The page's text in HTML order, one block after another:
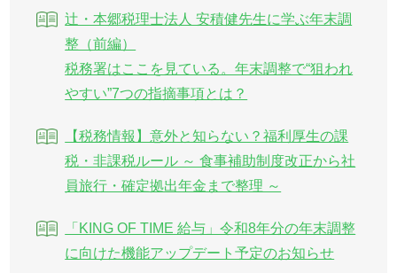
辻・本郷税理士法人 安積健先生に学ぶ年末調
整（前編）
税務署はここを見ている。年末調整で“狙われ
やすい”7つの指摘事項とは？
【税務情報】意外と知らない？福利厚生の課
税・非課税ルール ～ 食事補助制度改正から社
員旅行・確定拠出年金まで整理 ～
「KING OF TIME 給与」令和8年分の年末調整
に向けた機能アップデート予定のお知らせ